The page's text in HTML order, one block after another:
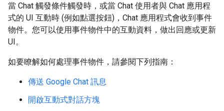
當 Chat 觸發條件觸發時，或當 Chat 使用者與 Chat 應用程
式的 UI 互動時 (例如點選按鈕)，Chat 應用程式會收到事件
物件。您可以使用事件物件中的互動資料，做出回應或更新
UI。
如要瞭解如何處理事件物件，請參閱下列指南：
傳送 Google Chat 訊息
開啟互動式對話方塊